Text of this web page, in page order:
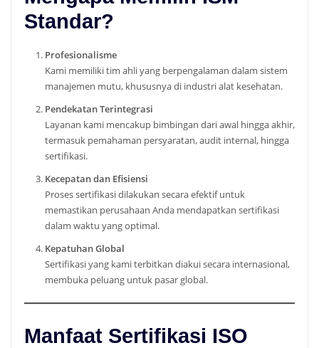
Standar?
Profesionalisme
Kami memiliki tim ahli yang berpengalaman dalam sistem
manajemen mutu, khususnya di industri alat kesehatan.
Pendekatan Terintegrasi
Layanan kami mencakup bimbingan dari awal hingga akhir,
termasuk pemahaman persyaratan, audit internal, hingga
sertifikasi.
Kecepatan dan Efisiensi
Proses sertifikasi dilakukan secara efektif untuk
memastikan perusahaan Anda mendapatkan sertifikasi
dalam waktu yang optimal.
Kepatuhan Global
Sertifikasi yang kami terbitkan diakui secara internasional,
membuka peluang untuk pasar global.
Manfaat Sertifikasi ISO